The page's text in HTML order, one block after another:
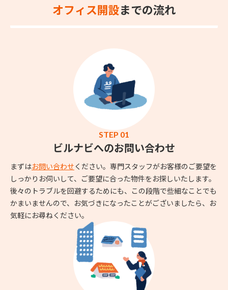
オフィス開設までの流れ
STEP 01
ビルナビへのお問い合わせ
まずはお問い合わせ ください。専門スタッフがお客様のご要望を
しっかりお伺いして、ご要望に合った物件をお探しいたします。
後々のトラブルを回避するためにも、この段階で些細なことでも
かまいませんので、お気づきになったことがございましたら、お
気軽にお尋ねください。